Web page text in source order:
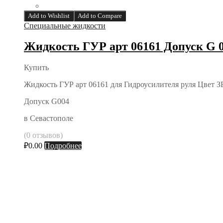
Add to Wishlist Add to Compare
Специальные жидкости
Жидкость ГУР арт 06161 Допуск G
Купить
Жидкость ГУР арт 06161 для Гидроусилителя руля
Допуск G004
в Севастополе
(0 отзывов)
₽0.00 Подробнее